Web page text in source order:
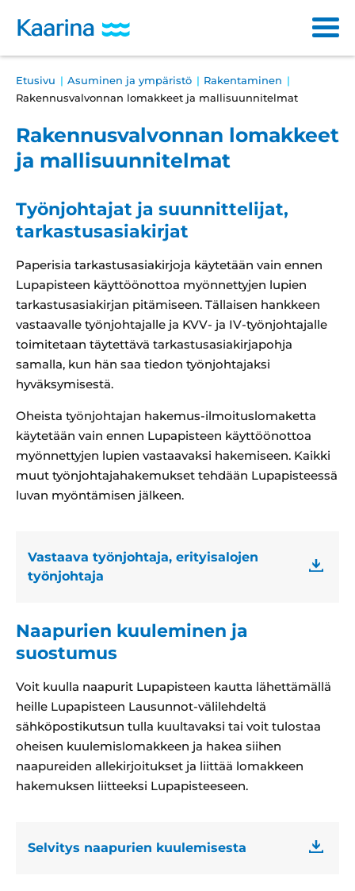
sisältöön
Main
navigation
Varhaiskasvatus ja opetus
Kulttuuri ja vapaa-aika
Asuminen ja ympäristö
Osallistuminen ja päätöksenteko
Työ ja yrittäminen
Haku
Breadcrumb
Etusivu Asuminen ja ympäristö
Rakentaminen
Rakennusvalvonnan lomakkeet ja mallisuunnitelmat
Rakennusvalvonnan lomakkeet
ja mallisuunnitelmat
Työnjohtajat ja suunnittelijat,
tarkastusasiakirjat
Paperisia tarkastusasiakirjoja käytetään vain ennen
Lupapisteen käyttöönottoa myönnettyjen lupien
tarkastusasiakirjan pitämiseen. Tällaisen hankkeen
vastaavalle työnjohtajalle ja KVV- ja IV-työnjohtajalle
toimitetaan täytettävä tarkastusasiakirjapohja
samalla, kun hän saa tiedon työnjohtajaksi
hyväksymisestä.
Oheista työnjohtajan hakemus-ilmoituslomaketta
käytetään vain ennen Lupapisteen käyttöönottoa
myönnettyjen lupien vastaavaksi hakemiseen. Kaikki
muut työnjohtajahakemukset tehdään Lupapisteessä
luvan myöntämisen jälkeen.
Vastaava työnjohtaja, erityisalojen
työnjohtaja
Naapurien kuuleminen ja
suostumus
Voit kuulla naapurit Lupapisteen kautta lähettämällä
heille Lupapisteen Lausunnot-välilehdeltä
sähköpostikutsun tulla kuultavaksi tai voit tulostaa
oheisen kuulemislomakkeen ja hakea siihen
naapureiden allekirjoitukset ja liittää lomakkeen
hakemuksen liitteeksi Lupapisteeseen.
Selvitys naapurien kuulemisesta